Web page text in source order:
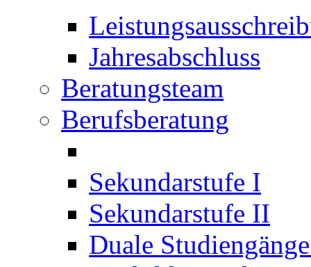
Jahresabschluss
Beratungsteam
Berufsberatung
Sekundarstufe I
Sekundarstufe II
Duale